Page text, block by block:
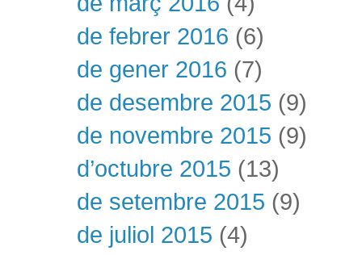
de febrer 2016 (6)
de gener 2016 (7)
de desembre 2015 (9)
de novembre 2015 (9)
d’octubre 2015 (13)
de setembre 2015 (9)
de juliol 2015 (4)